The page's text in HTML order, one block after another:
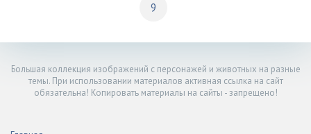
9
Большая коллекция изображений с персонажей и животных на разные
темы. При использовании материалов активная ссылка на сайт
обязательна! Копировать материалы на сайты - запрещено!